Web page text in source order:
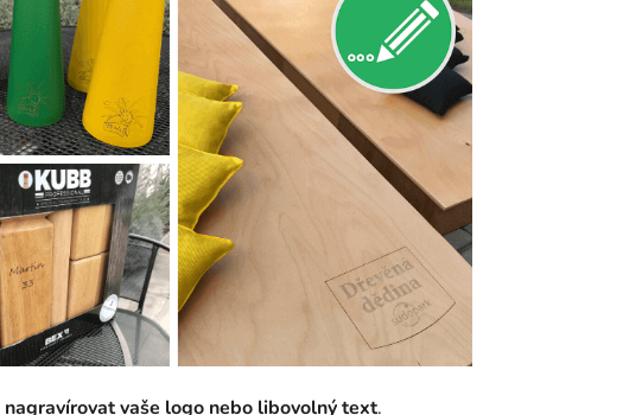
nagravírovat vaše logo nebo libovolný text.